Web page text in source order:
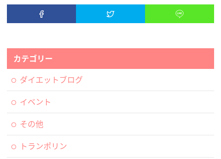
カテゴリー
ダイエットブログ
イベント
その他
トランポリン